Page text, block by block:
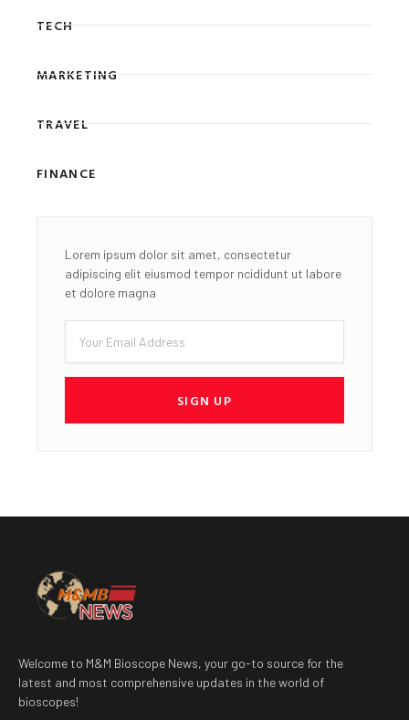
TECH
MARKETING
TRAVEL
FINANCE
Lorem ipsum dolor sit amet, consectetur
adipiscing elit eiusmod tempor ncididunt ut labore
et dolore magna
Email
SIGN UP
Welcome to M&M Bioscope News, your go-to source for the
latest and most comprehensive updates in the world of
bioscopes!